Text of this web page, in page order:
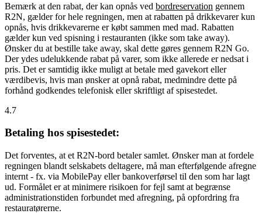
Bemærk at den rabat, der kan opnås ved bordreservation gennem
R2N, gælder for hele regningen, men at rabatten på drikkevarer kun
opnås, hvis drikkevarerne er købt sammen med mad. Rabatten
gælder kun ved spisning i restauranten (ikke som take away).
Ønsker du at bestille take away, skal dette gøres gennem R2N Go.
Der ydes udelukkende rabat på varer, som ikke allerede er nedsat i
pris. Det er samtidig ikke muligt at betale med gavekort eller
værdibevis, hvis man ønsker at opnå rabat, medmindre dette på
forhånd godkendes telefonisk eller skriftligt af spisestedet.
4.7
Betaling hos spisestedet:
Det forventes, at et R2N-bord betaler samlet. Ønsker man at fordele
regningen blandt selskabets deltagere, må man efterfølgende afregne
internt - fx. via MobilePay eller bankoverførsel til den som har lagt
ud. Formålet er at minimere risikoen for fejl samt at begrænse
administrationstiden forbundet med afregning, på opfordring fra
restauratørerne.